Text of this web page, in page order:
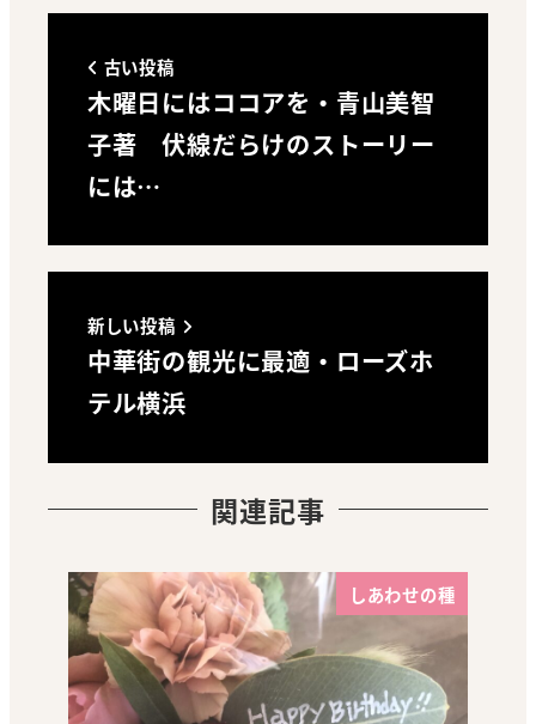
古い投稿
木曜日にはココアを・青山美智
子著 伏線だらけのストーリー
には…
新しい投稿
中華街の観光に最適・ローズホ
テル横浜
関連記事
しあわせの種